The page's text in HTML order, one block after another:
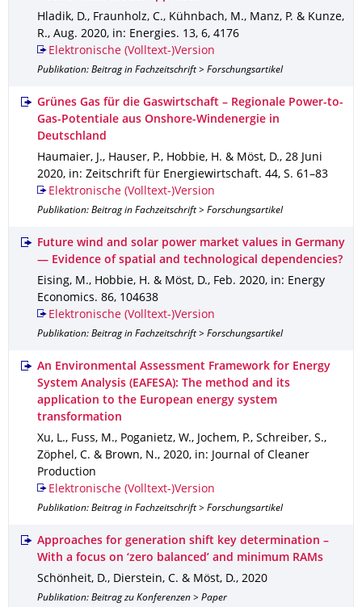
Hladik, D., Fraunholz, C., Kühnbach, M., Manz, P. & Kunze,
R., Aug. 2020, in: Energies. 13, 6, 4176
Elektronische (Volltext-)Version
Publikation: Beitrag in Fachzeitschrift > Forschungsartikel
Grünes Gas für die Gaswirtschaft – Regionale Power-to-
Gas-Potentiale aus Onshore-Windenergie in
Deutschland
Haumaier, J., Hauser, P., Hobbie, H. & Möst, D., 28 Juni
2020, in: Zeitschrift für Energiewirtschaft. 44, S. 61–83
Elektronische (Volltext-)Version
Publikation: Beitrag in Fachzeitschrift > Forschungsartikel
Future wind and solar power market values in Germany
— Evidence of spatial and technological dependencies?
Eising, M., Hobbie, H. & Möst, D., Feb. 2020, in: Energy
Economics. 86, 104638
Elektronische (Volltext-)Version
Publikation: Beitrag in Fachzeitschrift > Forschungsartikel
An Environmental Assessment Framework for Energy
System Analysis (EAFESA): The method and its
application to the European energy system
transformation
Xu, L., Fuss, M., Poganietz, W., Jochem, P., Schreiber, S.,
Zöphel, C. & Brown, N., 2020, in: Journal of Cleaner
Production
Elektronische (Volltext-)Version
Publikation: Beitrag in Fachzeitschrift > Forschungsartikel
Approaches for generation shift key determination –
With a focus on ‘zero balanced’ and minimum RAMs
Schönheit, D., Dierstein, C. & Möst, D., 2020
Publikation: Beitrag zu Konferenzen > Paper